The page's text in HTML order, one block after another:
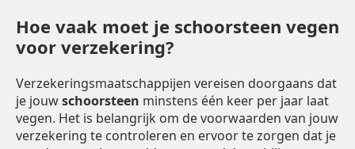
Hoe vaak moet je schoorsteen vegen
voor verzekering?
Verzekeringsmaatschappijen vereisen doorgaans dat
je jouwschoorsteen minstens één keer per jaar laat
vegen. Het is belangrijk om de voorwaarden van jouw
verzekering te controleren en ervoor te zorgen dat je